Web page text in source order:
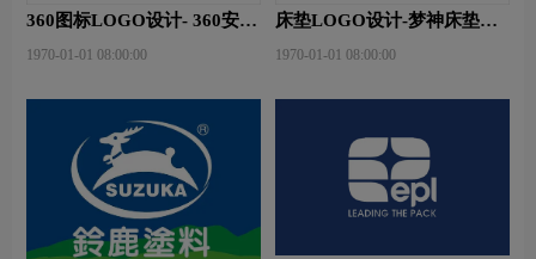
360图标LOGO设计- 360安全
1970-01-01 08:00:00
床垫LOGO设计-梦神床垫品
1970-01-01 08:00:00